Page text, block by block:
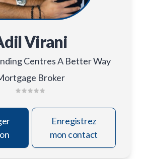
Virani
Centres A Better Way
Broker
Enregistrez
mon contact